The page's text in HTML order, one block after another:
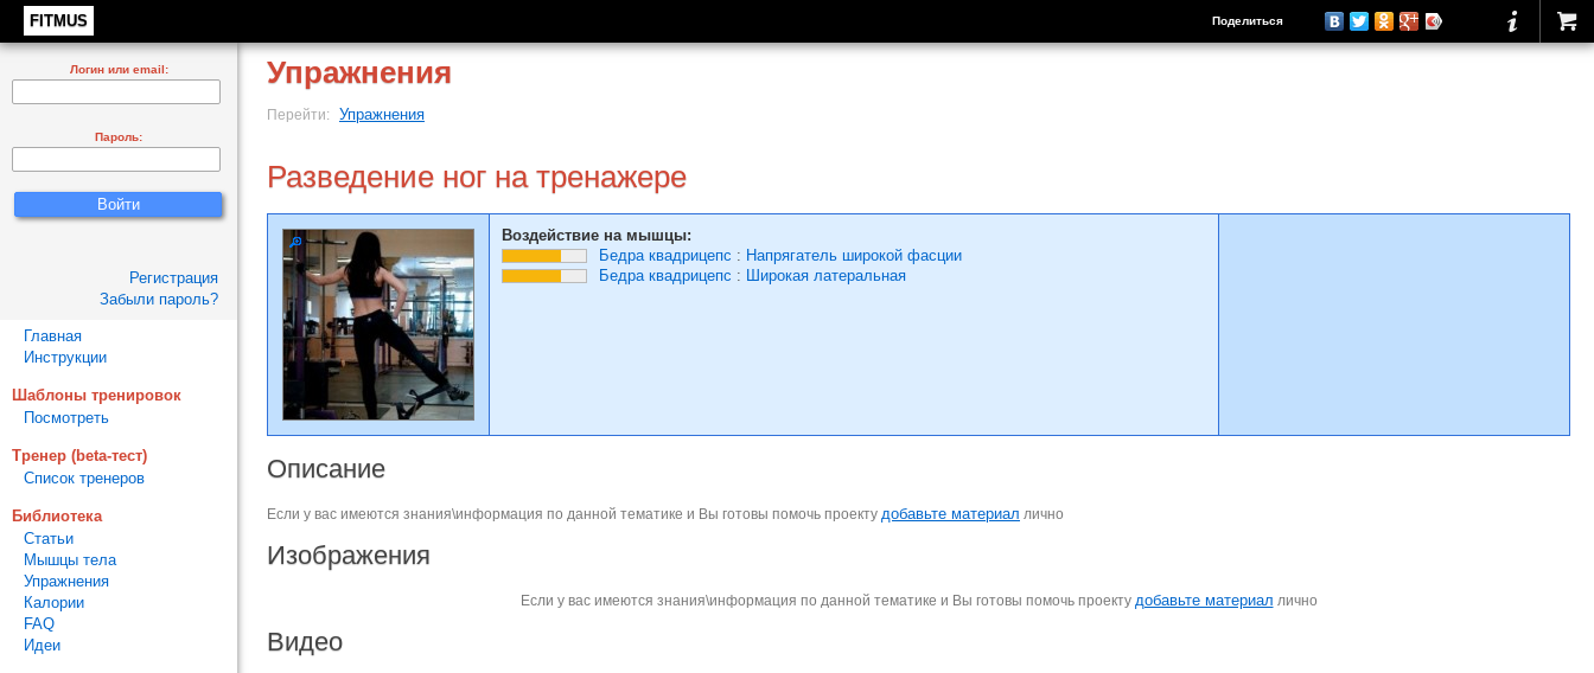
FITMUS Поделиться
Упражнения
Перейти: Упражнения
Разведение ног на тренажере
Воздействие на мышцы:
Бедра квадрицепс : Напрягатель широкой фасции
Бедра квадрицепс : Широкая латеральная
Описание
Если у вас имеются знания\информация по данной тематике и Вы готовы помочь проекту добавьте материал лично
Изображения
Если у вас имеются знания\информация по данной тематике и Вы готовы помочь проекту добавьте материал лично
Видео
Логин или email:
Пароль:
Регистрация
Забыли пароль?
Главная
Инструкции
Шаблоны тренировок
Посмотреть
Тренер (beta-тест)
Список тренеров
Библиотека
Статьи
Мышцы тела
Упражнения
Калории
FAQ
Идеи